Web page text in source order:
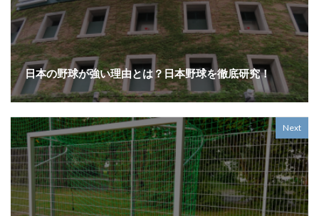
日本の野球が強い理由とは？日本野球を徹底研究！
Next